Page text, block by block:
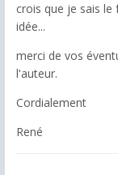
crois que je sais
idée...
merci de vos
l'auteur.
Cordialement
René